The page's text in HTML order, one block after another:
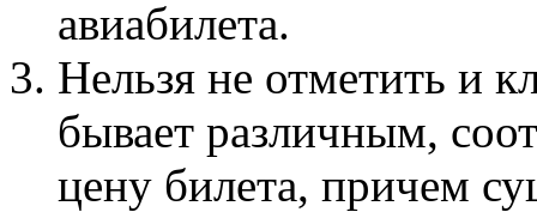
авиабилета.
Нельзя не отметить и
бывает различным,
цену билета, причем